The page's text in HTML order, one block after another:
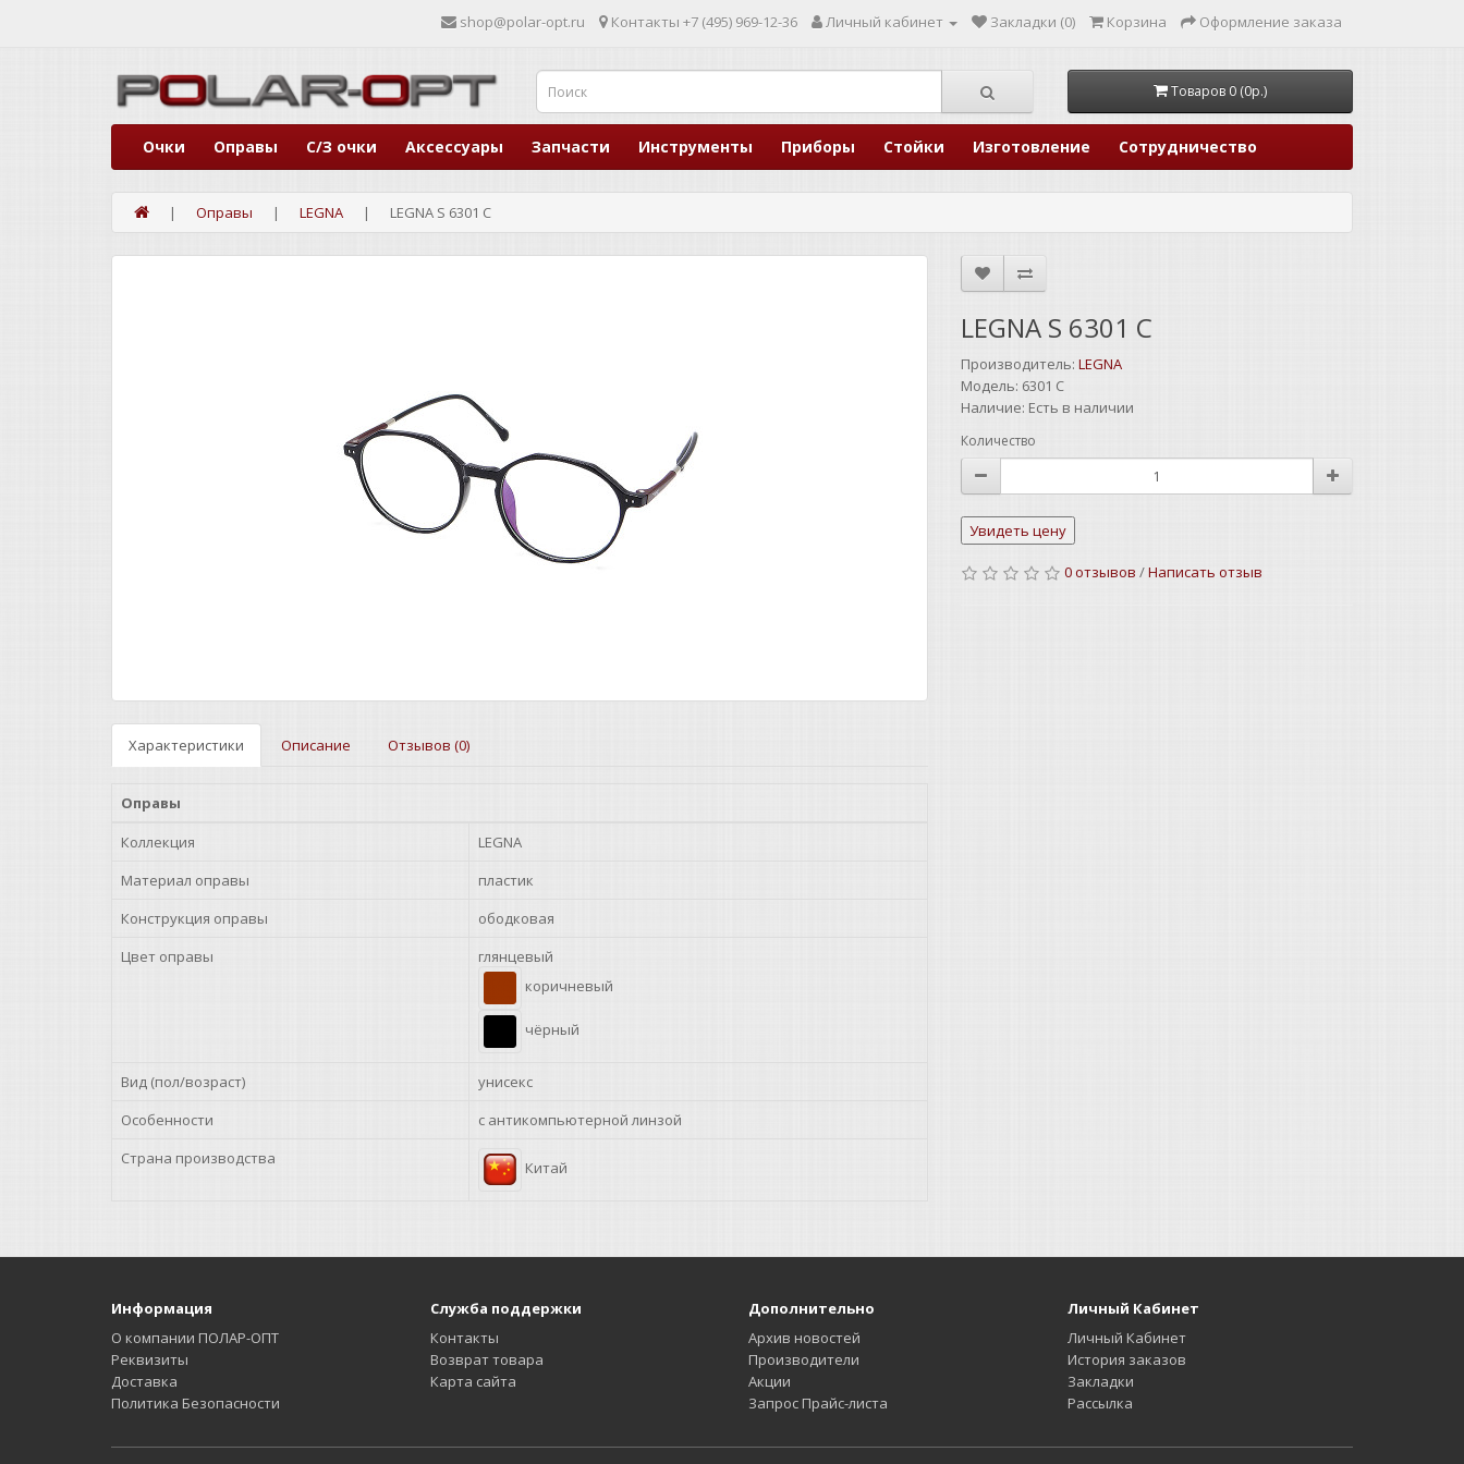
shop@polar-opt.ru Контакты +7 (495) 969-12-36 Личный кабинет Закладки (0) Корзина Оформление заказа
Товаров 0 (0р.)
Очки Оправы С/З очки Аксессуары Запчасти Инструменты Приборы Стойки Изготовление Сотрудничество
Оправы LEGNA LEGNA S 6301 C
Характеристики Описание Отзывов (0)
Оправы
Коллекция
LEGNA
Материал оправы
пластик
Конструкция оправы
ободковая
Цвет оправы
глянцевый
коричневый
чёрный
Вид (пол/возраст)
унисекс
Особенности
с антикомпьютерной линзой
Страна производства
Китай
LEGNA S 6301 C
Производитель: LEGNA
Модель: 6301 C
Наличие: Есть в наличии
Количество
0 отзывов /Написать отзыв
Информация
О компании ПОЛАР-ОПТ
Реквизиты
Доставка
Политика Безопасности
Служба поддержки
Контакты
Возврат товара
Карта сайта
Дополнительно
Архив новостей
Производители
Акции
Запрос Прайс-листа
Личный Кабинет
Личный Кабинет
История заказов
Закладки
Рассылка